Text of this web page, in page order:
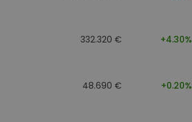
332.320 € +4.30%
48.690 € +0.20%